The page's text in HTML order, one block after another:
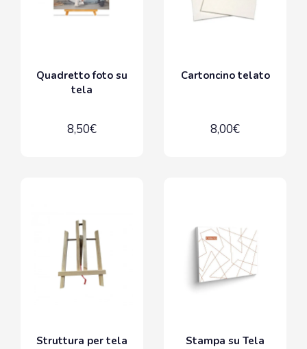
Quadretto foto su
tela
8,50€
Cartoncino telato
8,00€
Struttura per tela Stampa su Tela